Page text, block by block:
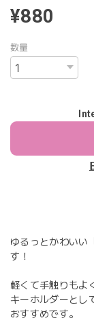
¥880
数量
ゆるっとかわいい
す！
軽くて手触りもよ
キーホルダーとし
おすすめです。